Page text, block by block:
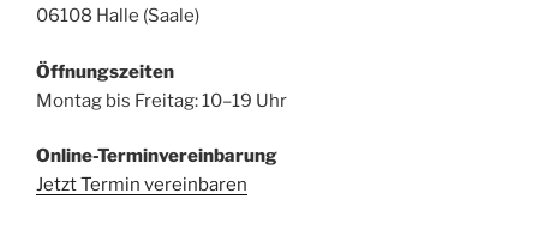
06108 Halle (Saale)
Öffnungszeiten
Montag bis Freitag: 10–19 Uhr
Online-Terminvereinbarung
Jetzt Termin vereinbaren